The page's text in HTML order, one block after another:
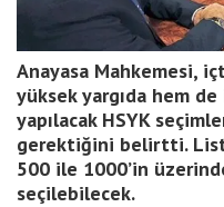
Anayasa Mahkemesi,
yüksek yargıda hem
yapılacak HSYK
gerektiğini belirtti.
500 ile 1000’in
seçilebilecek.